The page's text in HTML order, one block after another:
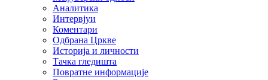
Аналитика
Интервјуи
Коментари
Одбрана Цркве
Историја и личности
Тачка гледишта
Повратне информације